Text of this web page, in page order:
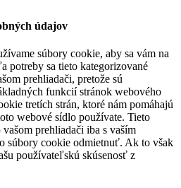
údajov
súbory cookie, aby sa vám na
potreby sa tieto kategorizované
prehliadači, pretože sú
funkcií stránok webového
tretích strán, ktoré nám pomáhajú
webové sídlo používate. Tieto
prehliadači iba s vaším
súbory cookie odmietnuť. Ak to však
používateľskú skúsenosť z